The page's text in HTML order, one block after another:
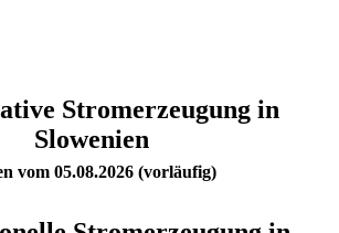
Stromerzeugung in
Slowenien
vom 05.08.2026 (vorläufig)